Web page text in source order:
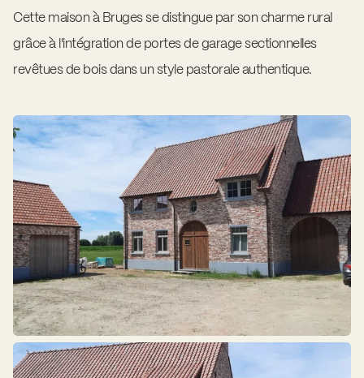
Cette maison à Bruges se distingue par son charme rural
grâce à l'intégration de portes de garage sectionnelles
revêtues de bois dans un style pastorale authentique.